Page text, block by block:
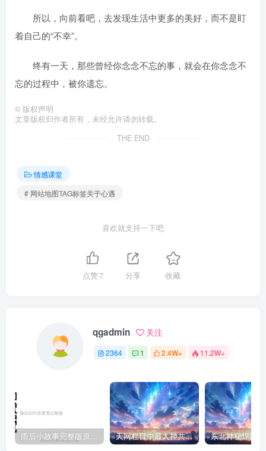
所以，向前看吧，去发现生活中更多的美好，而不是盯
着自己的“不幸”。
终有一天，那些曾经你念念不忘的事，就会在你念念不
忘的过程中，被你遗忘。
© 版权声明
文章版权归作者所有，未经允许请勿转载。
THE END
情感课堂
# 网站地图TAG标签关于心遇
喜欢就支持一下吧
点赞7 分享 收藏
qgadmin 关注
2364 1 2.4W+ 11.2W+
雨后小故事完整版原片动态图（图+文字解说版） 天网栏目中最人神共愤的一期《消失的夫妻》